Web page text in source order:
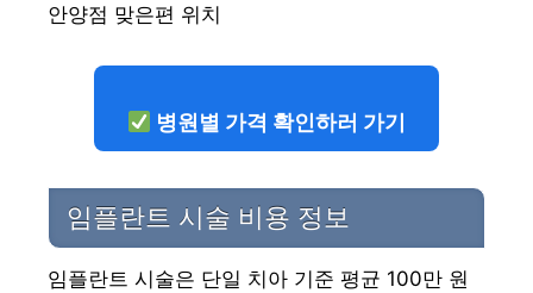
안양점 맞은편 위치
병원별 가격 확인하러 가기
임플란트 시술 비용 정보
임플란트 시술은 단일 치아 기준 평균 100만 원